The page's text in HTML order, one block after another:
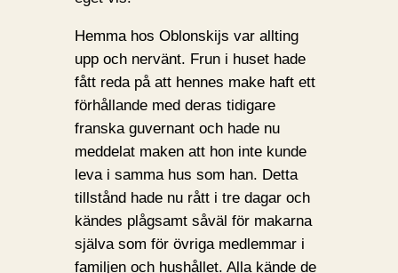
Hemma hos Oblonskijs var allting
upp och nervänt. Frun i huset hade
fått reda på att hennes make haft ett
förhållande med deras tidigare
franska guvernant och hade nu
meddelat maken att hon inte kunde
leva i samma hus som han. Detta
tillstånd hade nu rått i tre dagar och
kändes plågsamt såväl för makarna
själva som för övriga medlemmar i
familjen och hushållet. Alla kände de